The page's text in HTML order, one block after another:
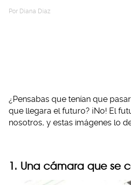
Por Diana Diaz
¿Pensabas que tenían que
que llegara el futuro? ¡No! El
nosotros, y estas imágenes lo
1. Una cámara que se